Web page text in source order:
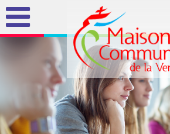
Aller au
contenu
principal